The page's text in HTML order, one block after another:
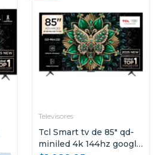
Televisores
Tcl Smart tv de 85" qd-
miniled 4k 144hz google